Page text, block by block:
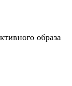
образа